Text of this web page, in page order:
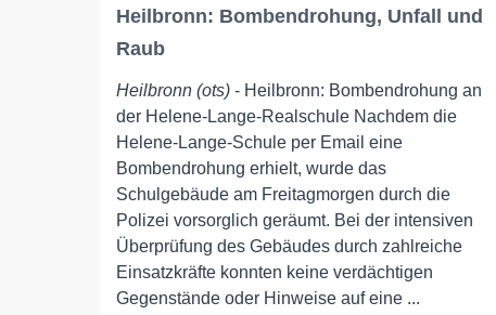
Heilbronn: Bombendrohung, Unfall und
Raub
Heilbronn (ots) - Heilbronn: Bombendrohung an
der Helene-Lange-Realschule Nachdem die
Helene-Lange-Schule per Email eine
Bombendrohung erhielt, wurde das
Schulgebäude am Freitagmorgen durch die
Polizei vorsorglich geräumt. Bei der intensiven
Überprüfung des Gebäudes durch zahlreiche
Einsatzkräfte konnten keine verdächtigen
Gegenstände oder Hinweise auf eine ...